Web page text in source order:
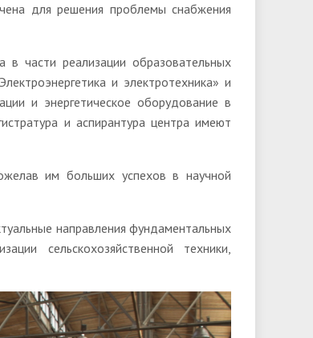
для решения проблемы снабжения
части реализации образовательных
и электротехника» и
и энергетическое оборудование в
и аспирантура центра имеют
им больших успехов в научной
направления фундаментальных
сельскохозяйственной техники,